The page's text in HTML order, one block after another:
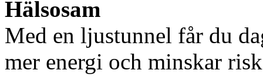
Hälsosam
Med en ljustunnel får du
mer energi och minskar